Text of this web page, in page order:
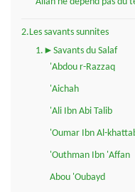
2.Les savants sunnites
1.►Savants du Salaf
'Abdou r-Razzaq
'Aichah
'Ali Ibn Abi Talib
'Oumar Ibn Al-
'Outhman Ibn 'Affan
Abou 'Oubayd